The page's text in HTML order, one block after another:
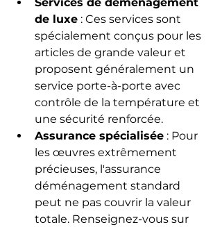
de luxe : Ces services sont
spécialement conçus pour les
articles de grande valeur et
proposent généralement un
service porte-à-porte avec
contrôle de la température et
une sécurité renforcée.
Assurance spécialisée : Pour
les œuvres extrêmement
précieuses, l'assurance
déménagement standard
peut ne pas couvrir la valeur
totale. Renseignez-vous sur